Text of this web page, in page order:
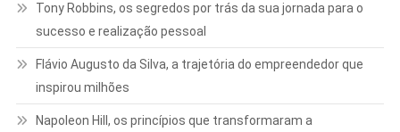
Tony Robbins, os segredos por trás da sua jornada para o
sucesso e realização pessoal
Flávio Augusto da Silva, a trajetória do empreendedor que
inspirou milhões
Napoleon Hill, os princípios que transformaram a